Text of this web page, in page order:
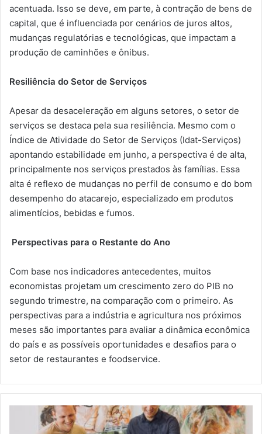
acentuada. Isso se deve, em parte, à contração de bens de
capital, que é influenciada por cenários de juros altos,
mudanças regulatórias e tecnológicas, que impactam a
produção de caminhões e ônibus.
Resiliência do Setor de Serviços
Apesar da desaceleração em alguns setores, o setor de
serviços se destaca pela sua resiliência. Mesmo com o
Índice de Atividade do Setor de Serviços (Idat-Serviços)
apontando estabilidade em junho, a perspectiva é de alta,
principalmente nos serviços prestados às famílias. Essa
alta é reflexo de mudanças no perfil de consumo e do bom
desempenho do atacarejo, especializado em produtos
alimentícios, bebidas e fumos.
Perspectivas para o Restante do Ano
Com base nos indicadores antecedentes, muitos
economistas projetam um crescimento zero do PIB no
segundo trimestre, na comparação com o primeiro. As
perspectivas para a indústria e agricultura nos próximos
meses são importantes para avaliar a dinâmica econômica
do país e as possíveis oportunidades e desafios para o
setor de restaurantes e foodservice.